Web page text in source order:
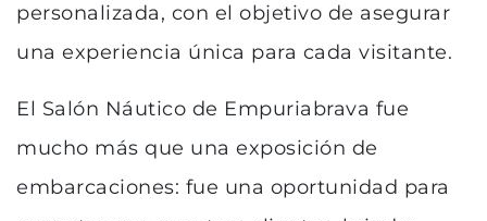
personalizada, con el objetivo de asegurar
una experiencia única para cada visitante.
El Salón Náutico de Empuriabrava fue
mucho más que una exposición de
embarcaciones: fue una oportunidad para